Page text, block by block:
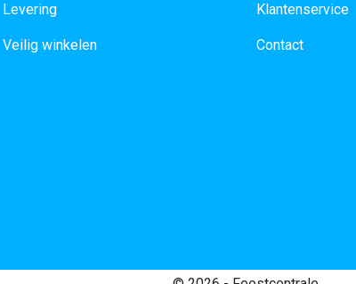
Levering
Veilig winkelen
Klantenservice
Contact